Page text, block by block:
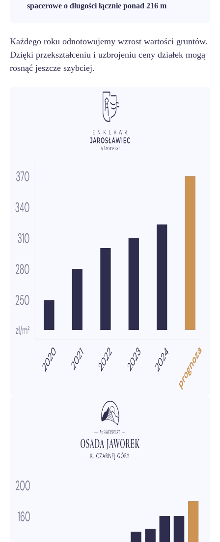
spacerowe o długości łącznie ponad 216 m
Każdego roku odnotowujemy wzrost wartości gruntów.
Dzięki przekształceniu i uzbrojeniu ceny działek mogą
rosnąć jeszcze szybciej.